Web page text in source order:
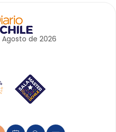
Agosto de 2026